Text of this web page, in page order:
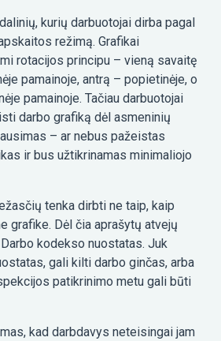
kurių darbuotojai dirba pagal
režimą. Grafikai
rotacijos principu – vieną savaitę
pamainoje, antrą – popietinėje, o
pamainoje. Tačiau darbuotojai
darbo grafiką dėl asmeninių
– ar nebus pažeistas
ir bus užtikrinamas minimaliojo
tenka dirbti ne taip, kaip
grafike. Dėl čia aprašytų atvejų
kodekso nuostatas. Juk
gali kilti darbo ginčas, arba
patikrinimo metu gali būti
kad darbdavys neteisingai jam